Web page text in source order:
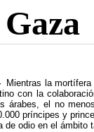
Mientras la
con la
árabes, el no
príncipes y
de odio en el ámbito